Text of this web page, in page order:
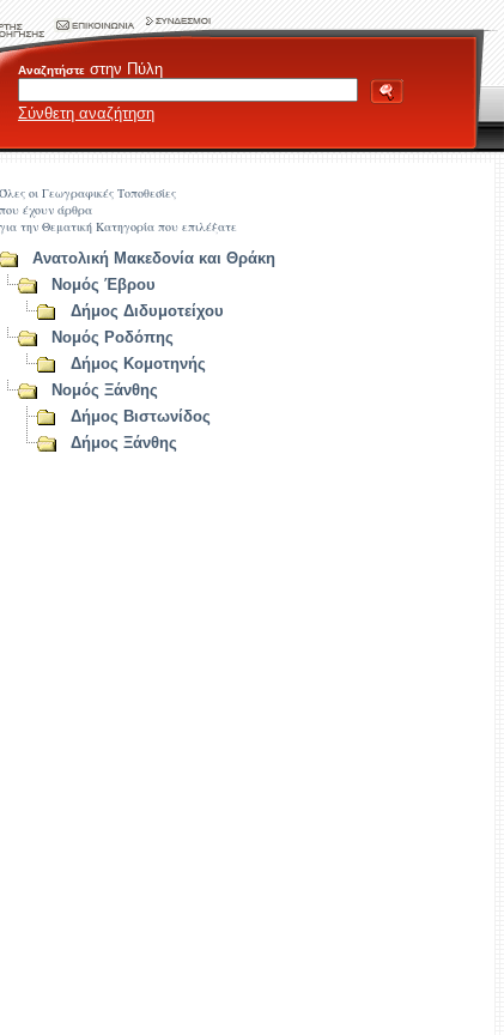
Αναζητήστε στην Πύλη
Σύνθετη αναζήτηση
Όλες οι Γεωγραφικές Τοποθεσίες
που έχουν άρθρα
για την Θεματική Κατηγορία που επιλέξατε
Ανατολική Μακεδονία και Θράκη
Νομός Έβρου
Δήμος Διδυμοτείχου
Νομός Ροδόπης
Δήμος Κομοτηνής
Νομός Ξάνθης
Δήμος Βιστωνίδος
Δήμος Ξάνθης